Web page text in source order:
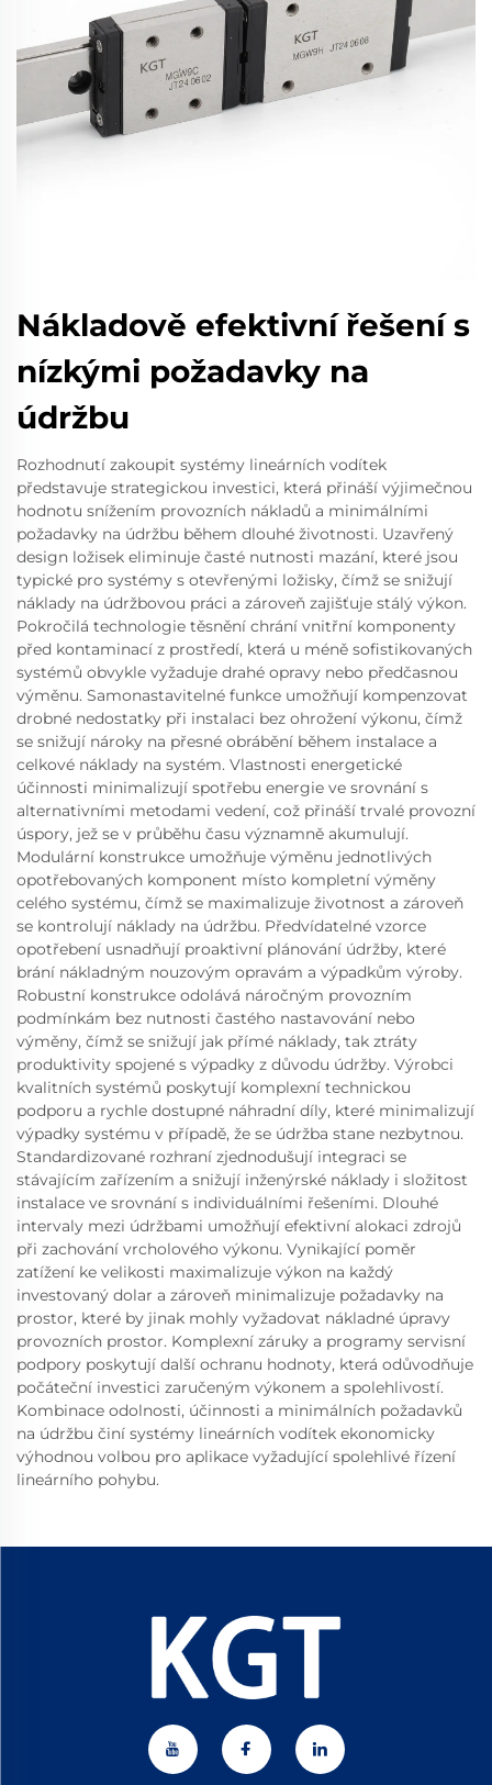
Nákladově efektivní řešení s
nízkými požadavky na
údržbu
Rozhodnutí zakoupit systémy lineárních vodítek
představuje strategickou investici, která přináší výjimečnou
hodnotu snížením provozních nákladů a minimálními
požadavky na údržbu během dlouhé životnosti. Uzavřený
design ložisek eliminuje časté nutnosti mazání, které jsou
typické pro systémy s otevřenými ložisky, čímž se snižují
náklady na údržbovou práci a zároveň zajišťuje stálý výkon.
Pokročilá technologie těsnění chrání vnitřní komponenty
před kontaminací z prostředí, která u méně sofistikovaných
systémů obvykle vyžaduje drahé opravy nebo předčasnou
výměnu. Samonastavitelné funkce umožňují kompenzovat
drobné nedostatky při instalaci bez ohrožení výkonu, čímž
se snižují nároky na přesné obrábění během instalace a
celkové náklady na systém. Vlastnosti energetické
účinnosti minimalizují spotřebu energie ve srovnání s
alternativními metodami vedení, což přináší trvalé provozní
úspory, jež se v průběhu času významně akumulují.
Modulární konstrukce umožňuje výměnu jednotlivých
opotřebovaných komponent místo kompletní výměny
celého systému, čímž se maximalizuje životnost a zároveň
se kontrolují náklady na údržbu. Předvídatelné vzorce
opotřebení usnadňují proaktivní plánování údržby, které
brání nákladným nouzovým opravám a výpadkům výroby.
Robustní konstrukce odolává náročným provozním
podmínkám bez nutnosti častého nastavování nebo
výměny, čímž se snižují jak přímé náklady, tak ztráty
produktivity spojené s výpadky z důvodu údržby. Výrobci
kvalitních systémů poskytují komplexní technickou
podporu a rychle dostupné náhradní díly, které minimalizují
výpadky systému v případě, že se údržba stane nezbytnou.
Standardizované rozhraní zjednodušují integraci se
stávajícím zařízením a snižují inženýrské náklady i složitost
instalace ve srovnání s individuálními řešeními. Dlouhé
intervaly mezi údržbami umožňují efektivní alokaci zdrojů
při zachování vrcholového výkonu. Vynikající poměr
zatížení ke velikosti maximalizuje výkon na každý
investovaný dolar a zároveň minimalizuje požadavky na
prostor, které by jinak mohly vyžadovat nákladné úpravy
provozních prostor. Komplexní záruky a programy servisní
podpory poskytují další ochranu hodnoty, která odůvodňuje
počáteční investici zaručeným výkonem a spolehlivostí.
Kombinace odolnosti, účinnosti a minimálních požadavků
na údržbu činí systémy lineárních vodítek ekonomicky
výhodnou volbou pro aplikace vyžadující spolehlivé řízení
lineárního pohybu.